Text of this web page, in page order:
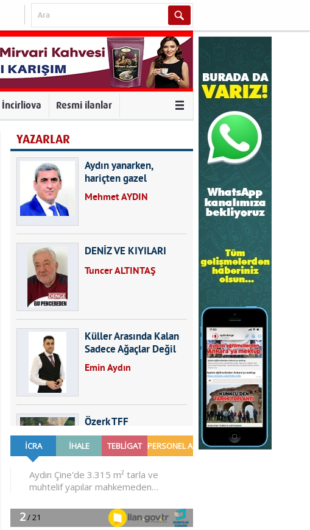
İncirliova Resmi ilanlar
YAZARLAR
Aydın yanarken,
hariçten gazel
okuyarak kalpleri de
Mehmet AYDIN
DENİZ VE KIYILARI
Tuncer ALTINTAŞ
Küller Arasında Kalan
Sadece Ağaçlar Değil
Emin Aydın
Özerk TFF
Furkan SARICA
GÜNDEMDE NELER
OLMALI?